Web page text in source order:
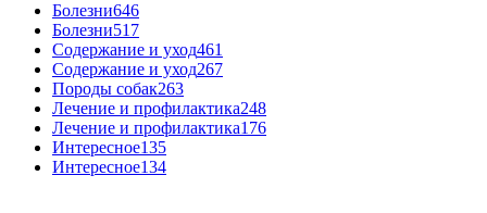
Болезни646
Болезни517
Содержание и уход461
Содержание и уход267
Породы собак263
Лечение и профилактика248
Лечение и профилактика176
Интересное135
Интересное134